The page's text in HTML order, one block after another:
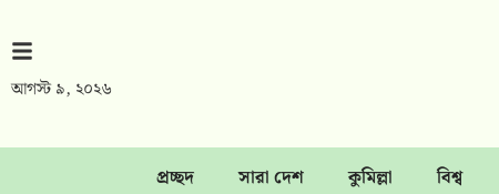
আগস্ট ৯, ২০২৬
প্রচ্ছদ সারা দেশ কুমিল্লা বিশ্ব